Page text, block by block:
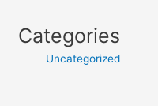
Categories
Uncategorized